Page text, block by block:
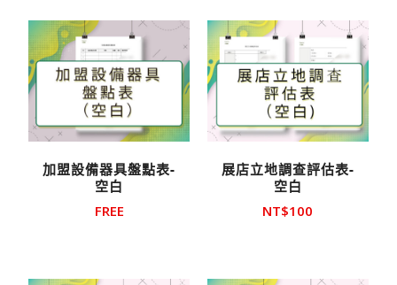
加盟設備器具盤點表-
空白
FREE
展店立地調查評估表-
空白
NT$100